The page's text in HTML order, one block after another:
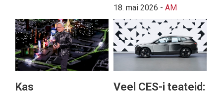
18. mai 2026 - AM
Kas
Veel CES-i teateid: